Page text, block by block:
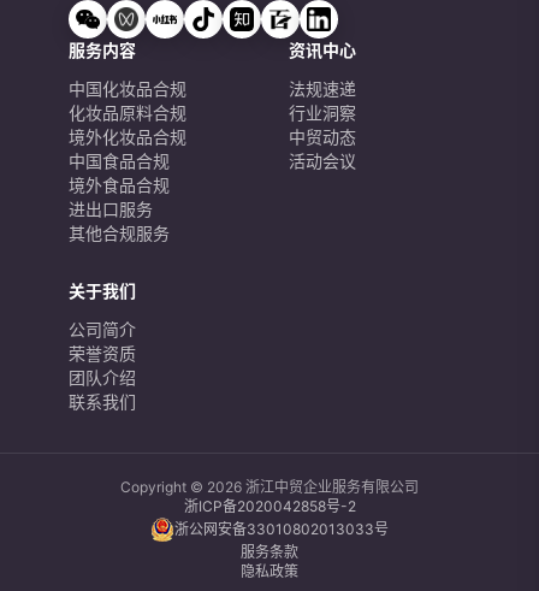
服务内容
中国化妆品合规
化妆品原料合规
境外化妆品合规
中国食品合规
境外食品合规
进出口服务
其他合规服务
资讯中心
法规速递
行业洞察
中贸动态
活动会议
关于我们
公司简介
荣誉资质
团队介绍
联系我们
Copyright © 2026 浙江中贸企业服务有限公司
浙ICP备2020042858号-2
浙公网安备33010802013033号
服务条款
隐私政策